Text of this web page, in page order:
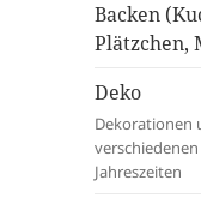
Backen
Plätzchen,
Deko
Dekorationen
Jahreszeiten